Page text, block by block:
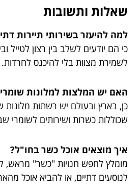
שאלות ותשובות
למה להיעזר בשירותי תיירות
כי הם יודעים לשלב בין רצון לטייל
לשמירת מצוות בלי להיכנס לחרדות.
האם יש המלצות למלונות
כן, בארץ ובעולם יש רשתות מלונות
שכוללות כשרות ושירותים לשומרי
איך מוצאים אוכל כשר בחו"ל?
מומלץ לחפש חנויות "כשר" מראש,
לנוסעים דתיים, או להביא אוכל